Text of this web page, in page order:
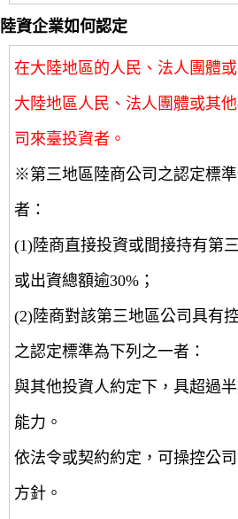
陸資企業如何認定
在大陸地區的人民、法人團體或
大陸地區人民、法人團體或其
司來臺投資者。
※第三地區陸商公司之認定標
者：
(1)陸商直接投資或間接持有第
或出資總額逾30%；
(2)陸商對該第三地區公司具有
之認定標準為下列之一者：
與其他投資人約定下，具超過
能力。
依法令或契約約定，可操控公
方針。